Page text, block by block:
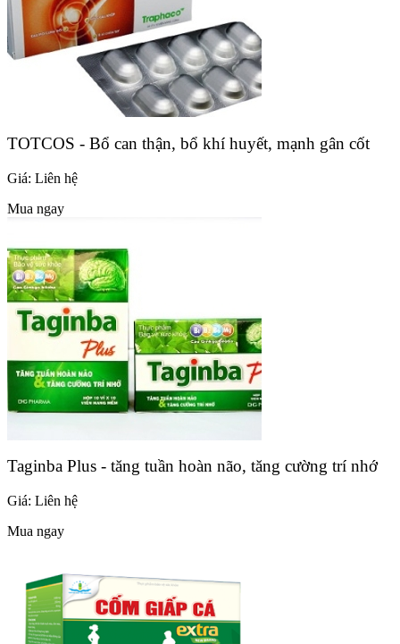
TOTCOS - Bổ can thận, bổ khí huyết, mạnh gân cốt
Giá: Liên hệ
Mua ngay
Taginba Plus - tăng tuần hoàn não, tăng cường trí nhớ
Giá: Liên hệ
Mua ngay